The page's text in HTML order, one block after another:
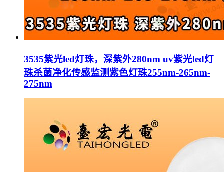
3535紫光led灯珠，深紫外280nm uv紫光led灯
珠杀菌净化传感监测紫色灯珠255nm-265nm-
275nm